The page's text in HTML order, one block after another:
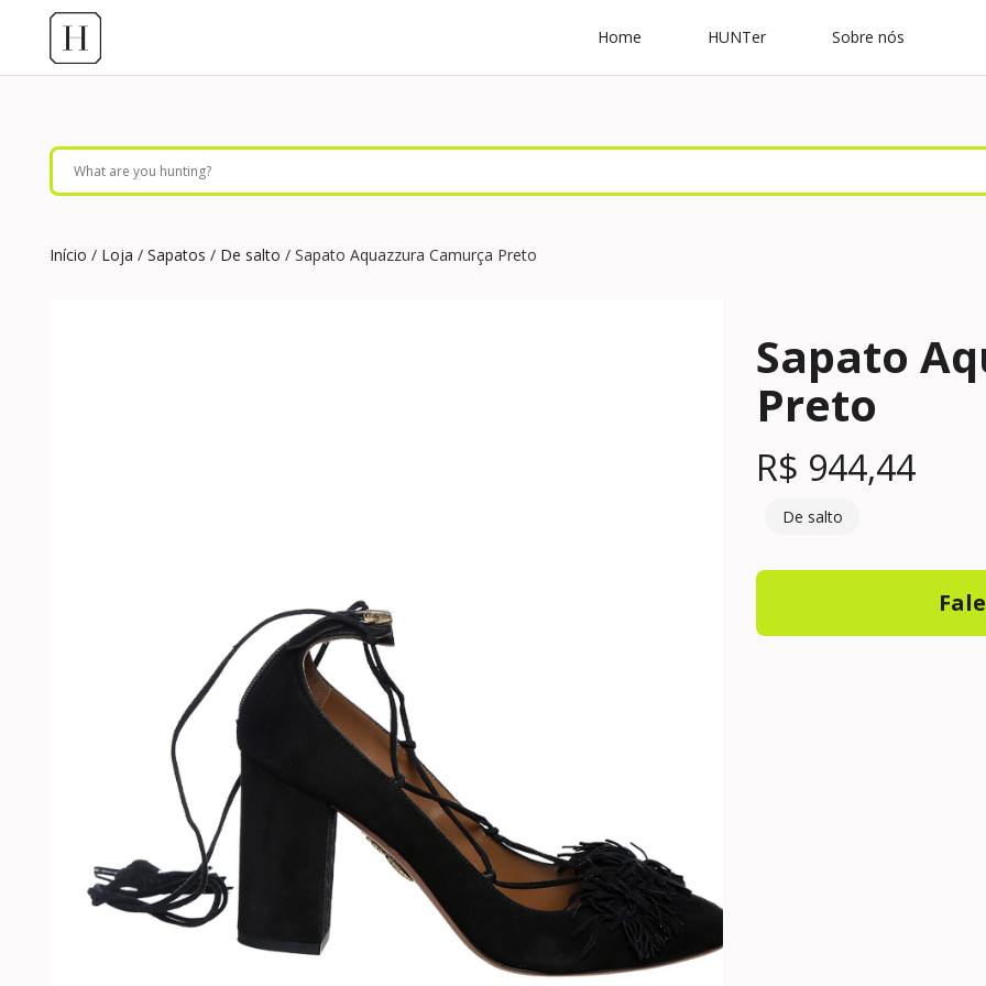
Home HUNTer Sobre nós
Início / Loja / Sapatos / De salto / Sapato Aquazzura Camurça Preto
Sapato
Preto
R$ 944,44
De salto